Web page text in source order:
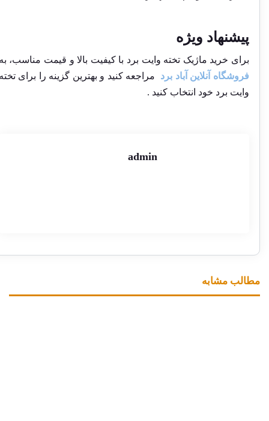
پیشنهاد ویژه
برای خرید ماژیک تخته وایت برد با کیفیت بالا و قیمت مناسب، به
فروشگاه آنلاین آباد بردمراجعه کنید و بهترین گزینه را برای تخته
وایت برد خود انتخاب کنید .
admin
مشابه